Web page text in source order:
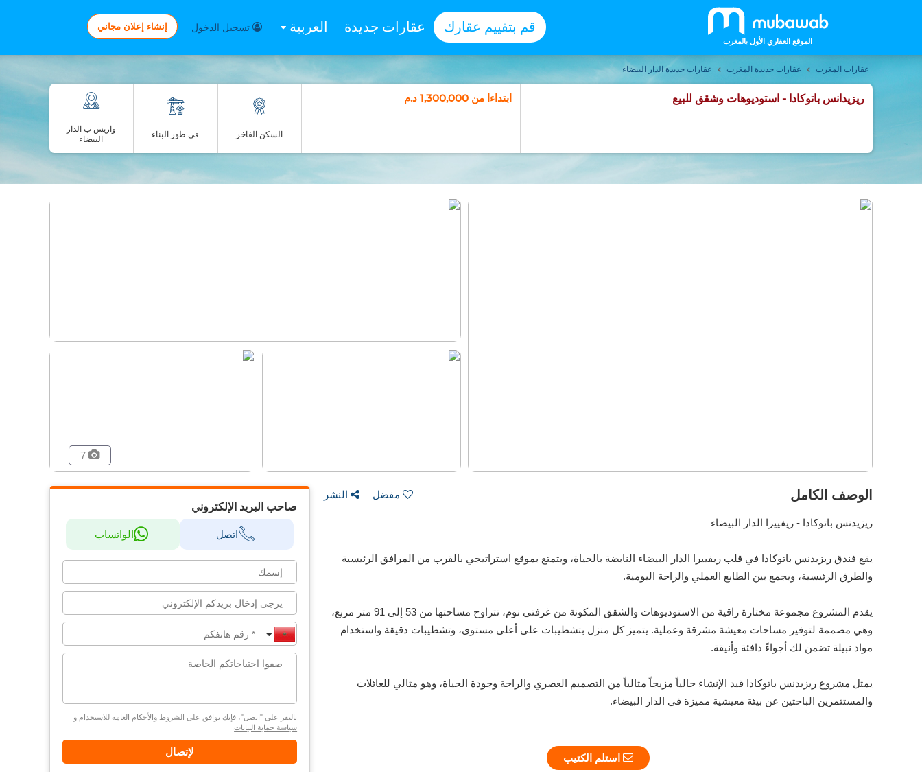
الموقع العقاري الأول بالمغرب
قم بتقييم عقارك عقارات جديدة العربية تسجيل الدخول إنشاء إعلان مجاني
عقارات المغرب عقارات جديدة المغرب عقارات جديدة الدار البيضاء
ريزيدانس باتوكادا - استوديوهات وشقق للبيع ابتداءا من 1,300,000 د.م
السكن الفاخر في طور البناء
وازيس ب الدار
البيضاء
7
الوصف الكامل مفضل النشر
ريزيدنس باتوكادا - ريفييرا الدار البيضاء
يقع فندق ريزيدنس باتوكادا في قلب ريفييرا الدار البيضاء النابضة بالحياة، ويتمتع بموقع استراتيجي بالقرب من المرافق الرئيسية
والطرق الرئيسية، ويجمع بين الطابع العملي والراحة اليومية.
يقدم المشروع مجموعة مختارة راقية من الاستوديوهات والشقق المكونة من غرفتي نوم، تتراوح مساحتها من 53 إلى 91 متر مربع،
وهي مصممة لتوفير مساحات معيشة مشرقة وعملية. يتميز كل منزل بتشطيبات على أعلى مستوى، وتشطيبات دقيقة واستخدام
مواد نبيلة تضمن لك أجواءً دافئة وأنيقة.
يمثل مشروع ريزيدنس باتوكادا قيد الإنشاء حالياً مزيجاً مثالياً من التصميم العصري والراحة وجودة الحياة، وهو مثالي للعائلات
والمستثمرين الباحثين عن بيئة معيشية مميزة في الدار البيضاء.
استلم الكتيب
صاحب البريد الإلكتروني
اتصل الواتساب
بالنقر على "اتصل"، فإنك توافق على الشروط والأحكام العامة للاستخدام و
سياسة حماية البيانات.
لإتصال